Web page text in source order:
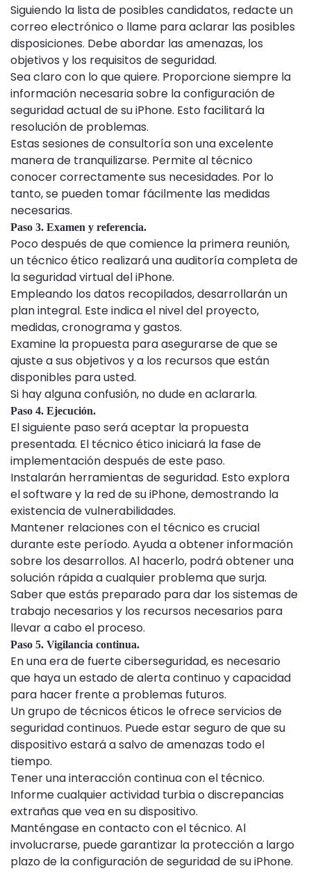
Siguiendo la lista de posibles candidatos, redacte un
correo electrónico o llame para aclarar las posibles
disposiciones. Debe abordar las amenazas, los
objetivos y los requisitos de seguridad.
Sea claro con lo que quiere. Proporcione siempre la
información necesaria sobre la configuración de
seguridad actual de su iPhone. Esto facilitará la
resolución de problemas.
Estas sesiones de consultoría son una excelente
manera de tranquilizarse. Permite al técnico
conocer correctamente sus necesidades. Por lo
tanto, se pueden tomar fácilmente las medidas
necesarias.
Paso 3. Examen y referencia.
Poco después de que comience la primera reunión,
un técnico ético realizará una auditoría completa de
la seguridad virtual del iPhone.
Empleando los datos recopilados, desarrollarán un
plan integral. Este indica el nivel del proyecto,
medidas, cronograma y gastos.
Examine la propuesta para asegurarse de que se
ajuste a sus objetivos y a los recursos que están
disponibles para usted.
Si hay alguna confusión, no dude en aclararla.
Paso 4. Ejecución.
El siguiente paso será aceptar la propuesta
presentada. El técnico ético iniciará la fase de
implementación después de este paso.
Instalarán herramientas de seguridad. Esto explora
el software y la red de su iPhone, demostrando la
existencia de vulnerabilidades.
Mantener relaciones con el técnico es crucial
durante este período. Ayuda a obtener información
sobre los desarrollos. Al hacerlo, podrá obtener una
solución rápida a cualquier problema que surja.
Saber que estás preparado para dar los sistemas de
trabajo necesarios y los recursos necesarios para
llevar a cabo el proceso.
Paso 5. Vigilancia continua.
En una era de fuerte ciberseguridad, es necesario
que haya un estado de alerta continuo y capacidad
para hacer frente a problemas futuros.
Un grupo de técnicos éticos le ofrece servicios de
seguridad continuos. Puede estar seguro de que su
dispositivo estará a salvo de amenazas todo el
tiempo.
Tener una interacción continua con el técnico.
Informe cualquier actividad turbia o discrepancias
extrañas que vea en su dispositivo.
Manténgase en contacto con el técnico. Al
involucrarse, puede garantizar la protección a largo
plazo de la configuración de seguridad de su iPhone.